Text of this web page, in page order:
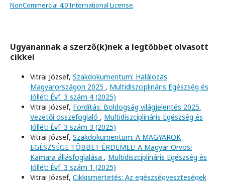
NonCommercial 4.0 International License.
Ugyanannak a szerző(k)nek a legtöbbet olvasott
cikkei
Vitrai József, Szakdokumentum: Halálozás
Magyarországon 2025 , Multidiszciplináris Egészség és
Jóllét: Évf. 3 szám 4 (2025)
Vitrai József, Fordítás: Boldogság világjelentés 2025.
Vezetői összefoglaló , Multidiszciplináris Egészség és
Jóllét: Évf. 3 szám 3 (2025)
Vitrai József, Szakdokumentum: A MAGYAROK
EGÉSZSÉGE TÖBBET ÉRDEMEL! A Magyar Orvosi
Kamara állásfoglalása , Multidiszciplináris Egészség és
Jóllét: Évf. 3 szám 1 (2025)
Vitrai József, Cikkismertetés: Az egészségveszteségek